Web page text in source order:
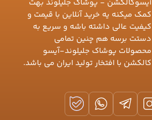
آیسوکالکشن - پوشاک جلیلوند بهت
کمک میکنه یه خرید آنلاین با قیمت و
کیفیت عالی داشته باشه و سریع به
دستت برسه هم چنین تمامی
محصولات پوشاک جلیلوند-آیسو
کالکشن با افتخار تولید ایران می باشد.